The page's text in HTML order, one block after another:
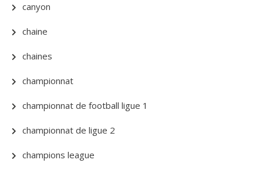
canyon
chaine
chaines
championnat
championnat de football ligue 1
championnat de ligue 2
champions league